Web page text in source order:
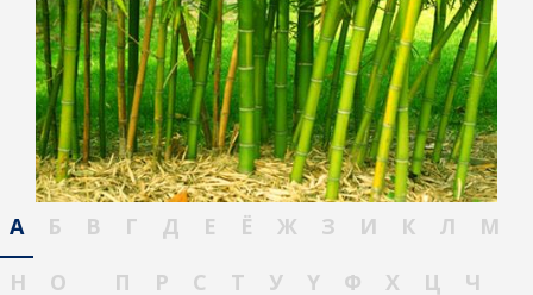
А Б В Г Д Е Ё Ж З И К Л
М
Н
О П Р С Т У Ү Ф Х Ц
Ч